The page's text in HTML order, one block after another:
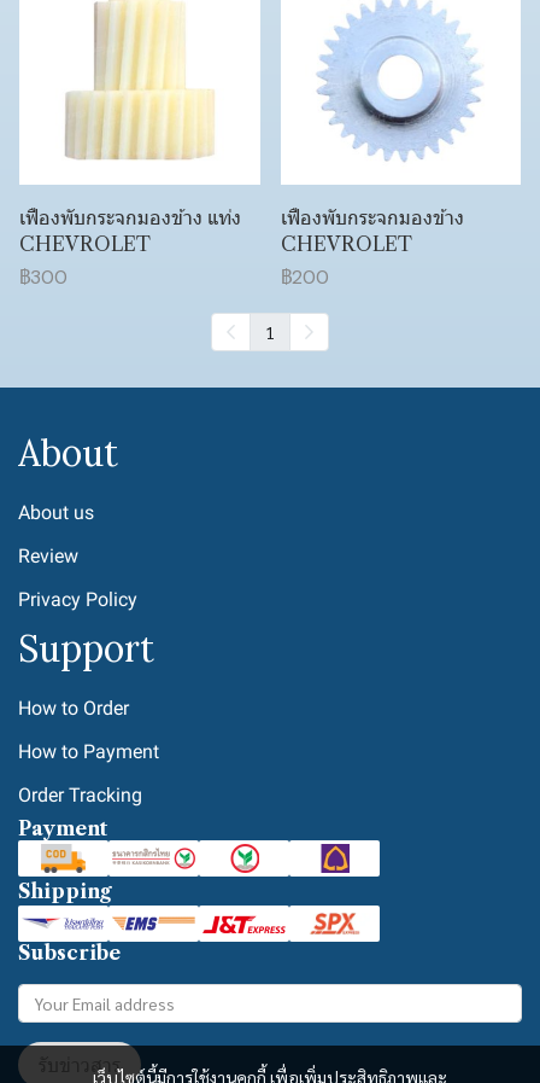
เฟืองพับกระจกมองข้าง แท่ง
CHEVROLET
฿300
เฟืองพับกระจกมองข้าง
CHEVROLET
฿200
1
เว็บไซต์นี้มีการใช้งานคุกกี้ เพื่อเพิ่มประสิทธิภาพและ
About
About us
Review
Privacy Policy
Support
How to Order
How to Payment
Order Tracking
Payment
Shipping
Subscribe
รับข่าวสาร